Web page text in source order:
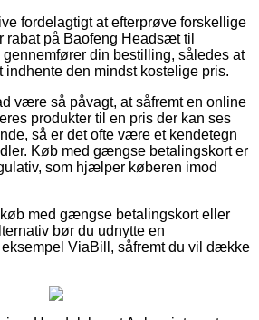
fordelagtigt at efterprøve forskellige
rabat på Baofeng Headsæt til
din bestilling, således at
indhente den mindst kostelige pris.
være så påvagt, at såfremt en online
produkter til en pris der kan ses
så er det ofte være et kendetegn
Køb med gængse betalingskort er
som hjælper køberen imod
med gængse betalingskort eller
bør du udnytte en
ViaBill, såfremt du vil dække